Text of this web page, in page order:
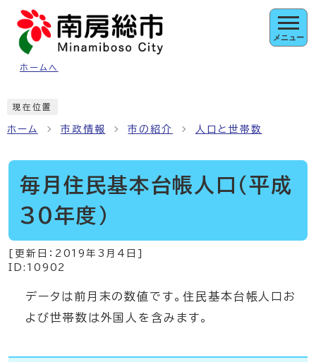
ページの先頭です
ホームへ
メニュー
現在位置
ホーム 市政情報 市の紹介 人口と世帯数
毎月住民基本台帳人口（平成
30年度）
[更新日： 2019年3月4日
ID:10902
データは前月末の数値です。住民基本台帳人口お
よび世帯数は外国人を含みます。